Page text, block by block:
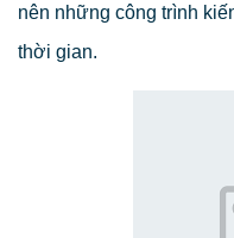
nên những công trình
thời gian.